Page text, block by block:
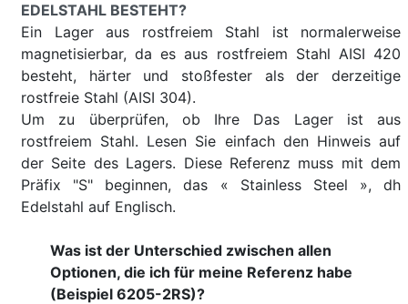
DELSTAHL BESTEHT?
Ein Lager aus rostfreiem Stahl ist normalerweise
magnetisierbar, da es aus rostfreiem Stahl AISI 420
besteht, härter und stoßfester als der derzeitige
rostfreie Stahl (AISI 304).
Um zu überprüfen, ob Ihre Das Lager ist aus
rostfreiem Stahl. Lesen Sie einfach den Hinweis auf
der Seite des Lagers. Diese Referenz muss mit dem
Präfix "S" beginnen, das « Stainless Steel », dh
Edelstahl auf Englisch.
Was ist der Unterschied zwischen allen
Optionen, die ich für meine Referenz habe
(Beispiel 6205-2RS)?